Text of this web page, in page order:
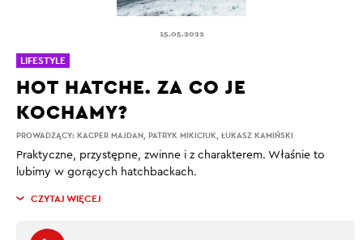
15.05.2022
PROWADZĄCY: KACPER MAJDAN, PATRYK MIKICIUK, ŁUKASZ KAMIŃSKI
HOT HATCHE. ZA CO JE
KOCHAMY?
Praktyczne, przystępne, zwinne i z charakterem. Właśnie to
lubimy w gorących hatchbackach.
CZYTAJ WIĘCEJ
LIFESTYLE